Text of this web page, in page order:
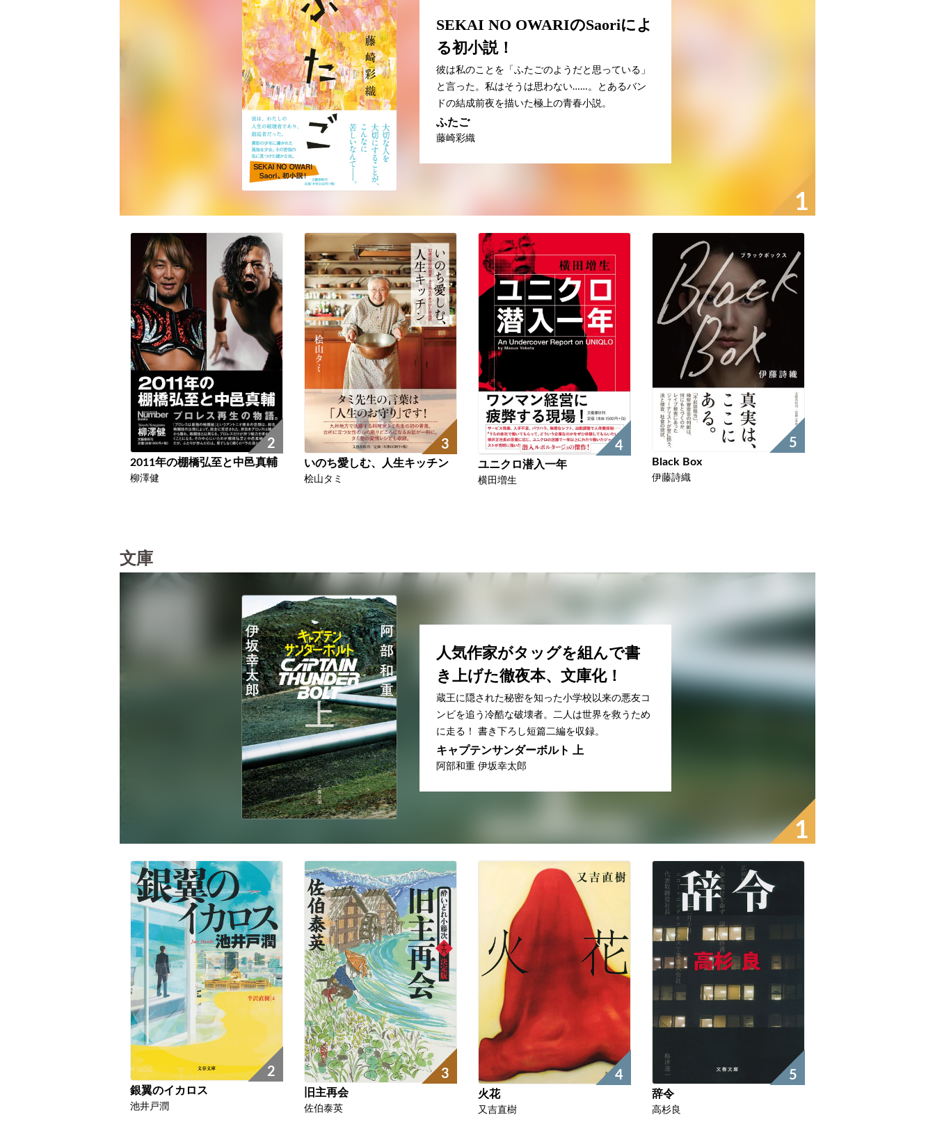
1
SEKAI NO OWARIのSaoriによ
る初小説！
彼は私のことを「ふたごのようだと思っている」
と言った。私はそうは思わない……。とあるバン
ドの結成前夜を描いた極上の青春小説。
ふたご
藤崎彩織
2
2011年の棚橋弘至と中邑真輔
柳澤健
3
いのち愛しむ、人生キッチン
桧山タミ
4
ユニクロ潜入一年
横田増生
5
Black Box
伊藤詩織
文庫
1
人気作家がタッグを組んで書
き上げた徹夜本、文庫化！
蔵王に隠された秘密を知った小学校以来の悪友コ
ンビを追う冷酷な破壊者。二人は世界を救うため
に走る！ 書き下ろし短篇二編を収録。
キャプテンサンダーボルト 上
阿部和重 伊坂幸太郎
2
銀翼のイカロス
池井戸潤
3
旧主再会
佐伯泰英
4
火花
又吉直樹
5
辞令
高杉良